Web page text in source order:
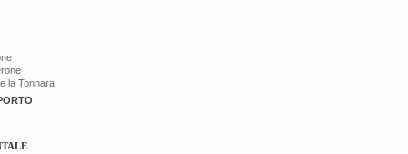
la Tonnara